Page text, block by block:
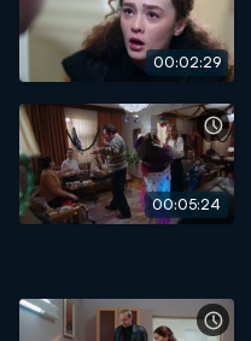
00:02:29
00:05:24